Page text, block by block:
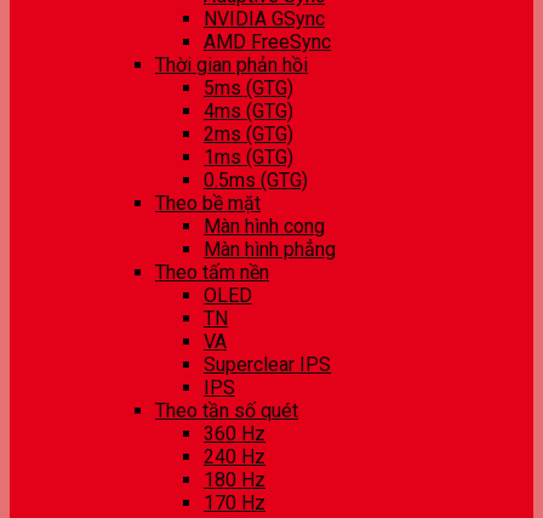
NVIDIA GSync
AMD FreeSync
Thời gian phản hồi
5ms (GTG)
4ms (GTG)
2ms (GTG)
1ms (GTG)
0.5ms (GTG)
Theo bề mặt
Màn hình cong
Màn hình phẳng
Theo tấm nền
OLED
TN
VA
Superclear IPS
IPS
Theo tần số quét
360 Hz
240 Hz
180 Hz
170 Hz